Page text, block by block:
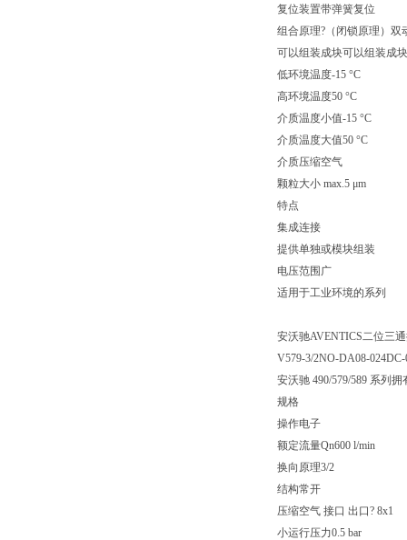
复位装置带弹簧复位
组合原理?（闭锁原理）双
可以组装成块可以组装成块
低环境温度-15 °C
高环境温度50 °C
介质温度小值-15 °C
介质温度大值50 °C
介质压缩空气
颗粒大小 max.5 μm
特点
集成连接
提供单独或模块组装
电压范围广
适用于工业环境的系列
安沃驰AVENTICS二位三
V579-3/2NO-DA08-
安沃驰 490/579/589 系列
规格
操作电子
额定流量Qn600 l/min
换向原理3/2
结构常开
压缩空气 接口 出口? 8x1
小运行压力0.5 bar